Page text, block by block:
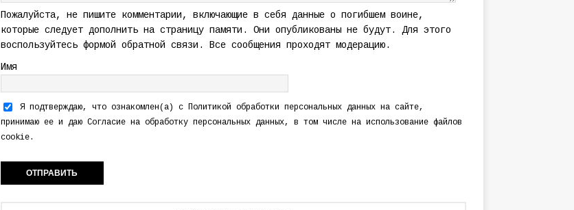
Пожалуйста, не пишите комментарии, включающие в себя данные о погибшем воине,
которые следует дополнить на страницу памяти. Они опубликованы не будут. Для этого
воспользуйтесь формой обратной связи. Все сообщения проходят модерацию.
Имя
Я подтверждаю, что ознакомлен(а) с Политикой обработки персональных данныхна сайте,
принимаю ее и даю Согласие на обработку персональных данных, в том числе на использование файлов
cookie.